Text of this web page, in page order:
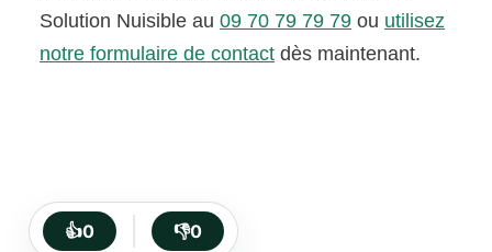
Solution Nuisible au09 70 79 79 79 ou utilisez
notre formulaire de contact dès maintenant.
👍0 👎0